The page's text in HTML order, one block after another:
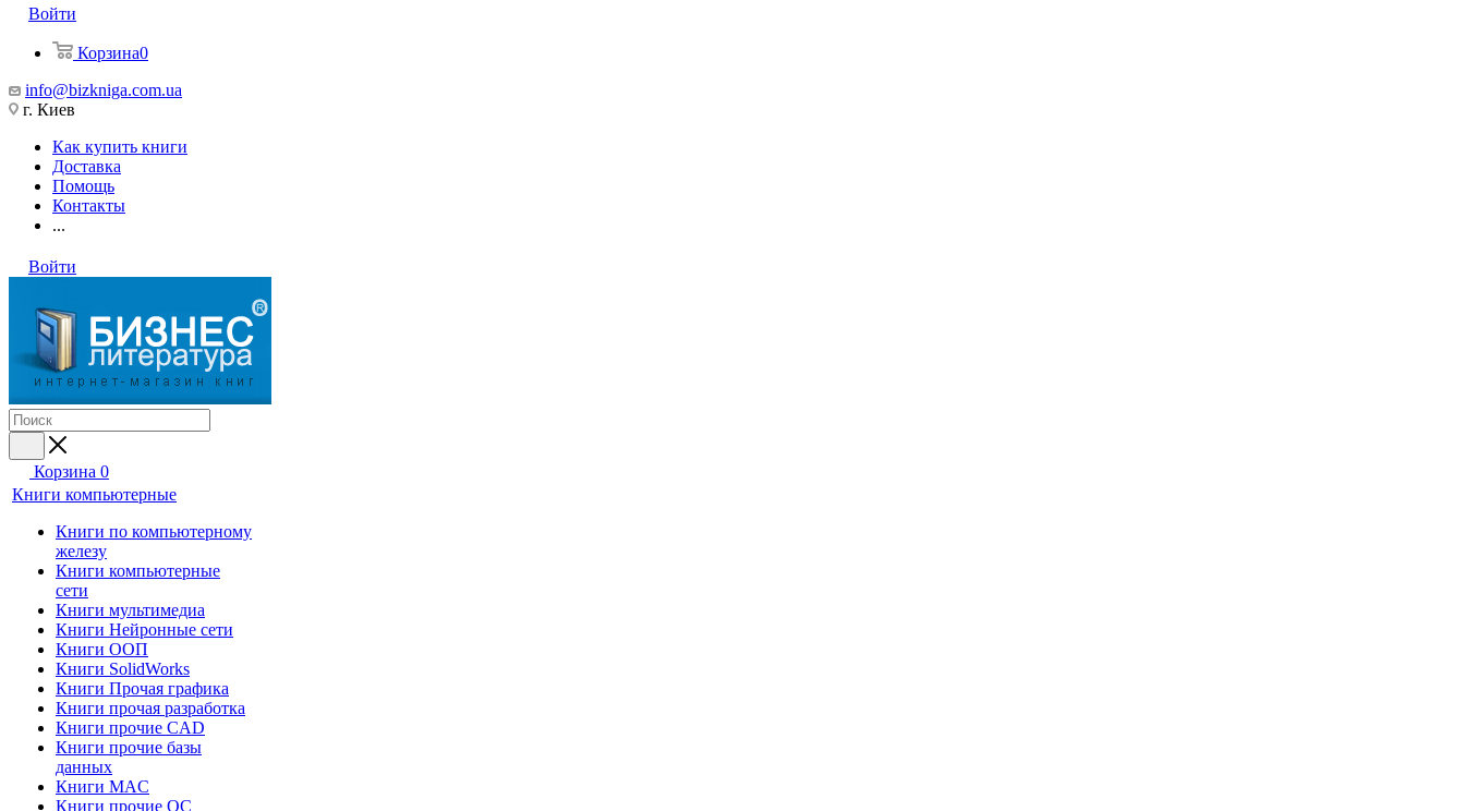
Войти
Корзина0
info@bizkniga.com.ua
г. Киев
Как купить книги
Доставка
Помощь
Контакты
...
Войти
Корзина 0
Книги компьютерные
Книги по компьютерному
железу
Книги компьютерные
сети
Книги мультимедиа
Книги Нейронные сети
Книги ООП
Книги SolidWorks
Книги Прочая графика
Книги прочая разработка
Книги прочие CAD
Книги прочие базы
данных
Книги MAC
Книги прочие ОС